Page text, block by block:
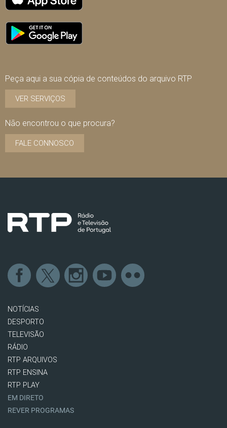
Peça aqui a sua cópia de conteúdos do arquivo RTP
VER SERVIÇOS
Não encontrou o que procura?
FALE CONNOSCO
NOTÍCIAS
DESPORTO
TELEVISÃO
RÁDIO
RTP ARQUIVOS
RTP ENSINA
RTP PLAY
EM DIRETO
REVER PROGRAMAS